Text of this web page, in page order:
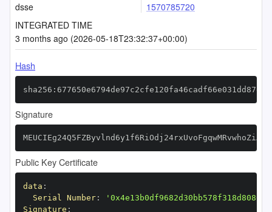
dsse
1570785720
INTEGRATED TIME
3 months ago (2026-05-18T23:32:37+00:00)
Hash
Signature
Public Key Certificate
data :
Serial Number:
Signature :